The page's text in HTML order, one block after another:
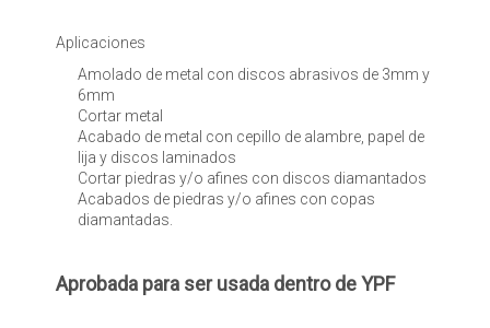
Aplicaciones
Amolado de metal con discos abrasivos de 3mm y
6mm
Cortar metal
Acabado de metal con cepillo de alambre, papel de
lija y discos laminados
Cortar piedras y/o afines con discos diamantados
Acabados de piedras y/o afines con copas
diamantadas.
Aprobada para ser usada dentro de YPF